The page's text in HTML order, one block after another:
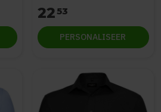
22 53
PERSONALISEER